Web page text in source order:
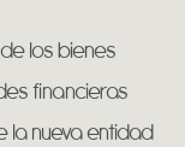
los bienes
financieras
la nueva entidad